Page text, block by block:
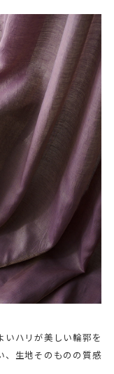
いハリが美しい輪郭を
、生地そのものの質感